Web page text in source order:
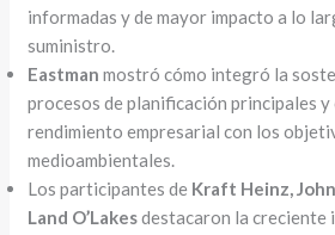
informadas y de mayor impacto a lo
suministro.
Eastman mostró cómo integró la
procesos de planificación principales
rendimiento empresarial con los
medioambientales.
Los participantes de Kraft Heinz,
Land O’Lakesdestacaron la creciente